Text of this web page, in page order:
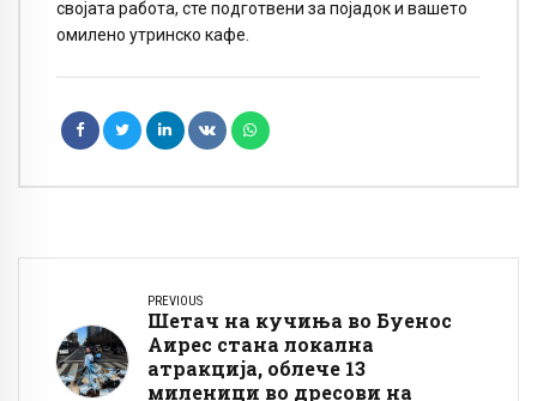
својата работа, сте подготвени за појадок и вашето
омилено утринско кафе.
PREVIOUS
Шетач на кучиња во Буенос
Аирес стана локална
атракција, облече 13
миленици во дресови на